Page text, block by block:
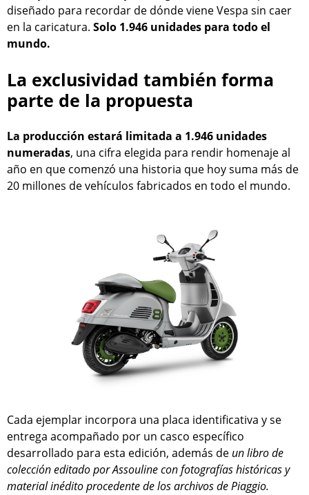
diseñado para recordar de dónde viene Vespa sin caer
en la caricatura. Solo 1.946 unidades para todo el
mundo.
La exclusividad también forma
parte de la propuesta
La producción estará limitada a 1.946 unidades
numeradas, una cifra elegida para rendir homenaje al
año en que comenzó una historia que hoy suma más de
20 millones de vehículos fabricados en todo el mundo.
Cada ejemplar incorpora una placa identificativa y se
entrega acompañado por un casco específico
desarrollado para esta edición, además de un libro de
colección editado por Assouline con fotografías históricas y
material inédito procedente de los archivos de Piaggio.